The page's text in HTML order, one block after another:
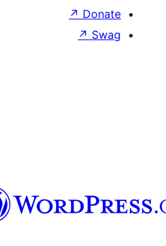
العربية